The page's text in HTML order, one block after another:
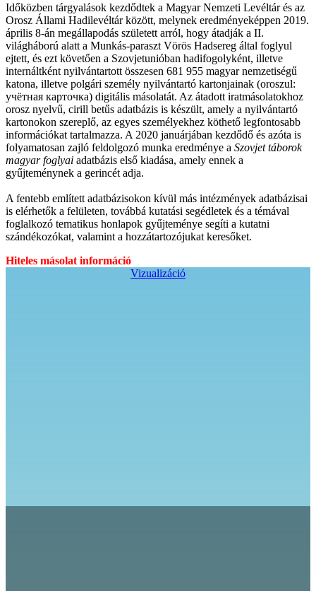
Időközben tárgyalások kezdődtek a Magyar Nemzeti Levéltár és az
Orosz Állami Hadilevéltár között, melynek eredményeképpen 2019.
április 8-án megállapodás született arról, hogy átadják a II.
világháború alatt a Munkás-paraszt Vörös Hadsereg által foglyul
ejtett, és ezt követően a Szovjetunióban hadifogolyként, illetve
internáltként nyilvántartott összesen 681 955 magyar nemzetiségű
katona, illetve polgári személy nyilvántartó kartonjainak (oroszul:
учётная карточка) digitális másolatát. Az átadott iratmásolatokhoz
orosz nyelvű, cirill betűs adatbázis is készült, amely a nyilvántartó
kartonokon szereplő, az egyes személyekhez köthető legfontosabb
információkat tartalmazza. A 2020 januárjában kezdődő és azóta is
folyamatosan zajló feldolgozó munka eredménye a Szovjet táborok
magyar foglyai adatbázis első kiadása, amely ennek a
gyűjteménynek a gerincét adja.
A fentebb említett adatbázisokon kívül más intézmények adatbázisai
is elérhetők a felületen, továbbá kutatási segédletek és a témával
foglalkozó tematikus honlapok gyűjteménye segíti a kutatni
szándékozókat, valamint a hozzátartozójukat keresőket.
Hiteles másolat információ
Vizualizáció